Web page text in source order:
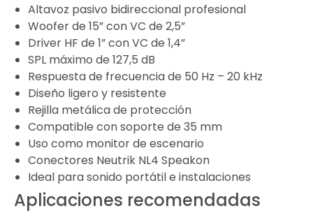
Altavoz pasivo bidireccional profesional
Woofer de 15” con VC de 2,5”
Driver HF de 1” con VC de 1,4”
SPL máximo de 127,5 dB
Respuesta de frecuencia de 50 Hz – 20 kHz
Diseño ligero y resistente
Rejilla metálica de protección
Compatible con soporte de 35 mm
Uso como monitor de escenario
Conectores Neutrik NL4 Speakon
Ideal para sonido portátil e instalaciones
Aplicaciones recomendadas